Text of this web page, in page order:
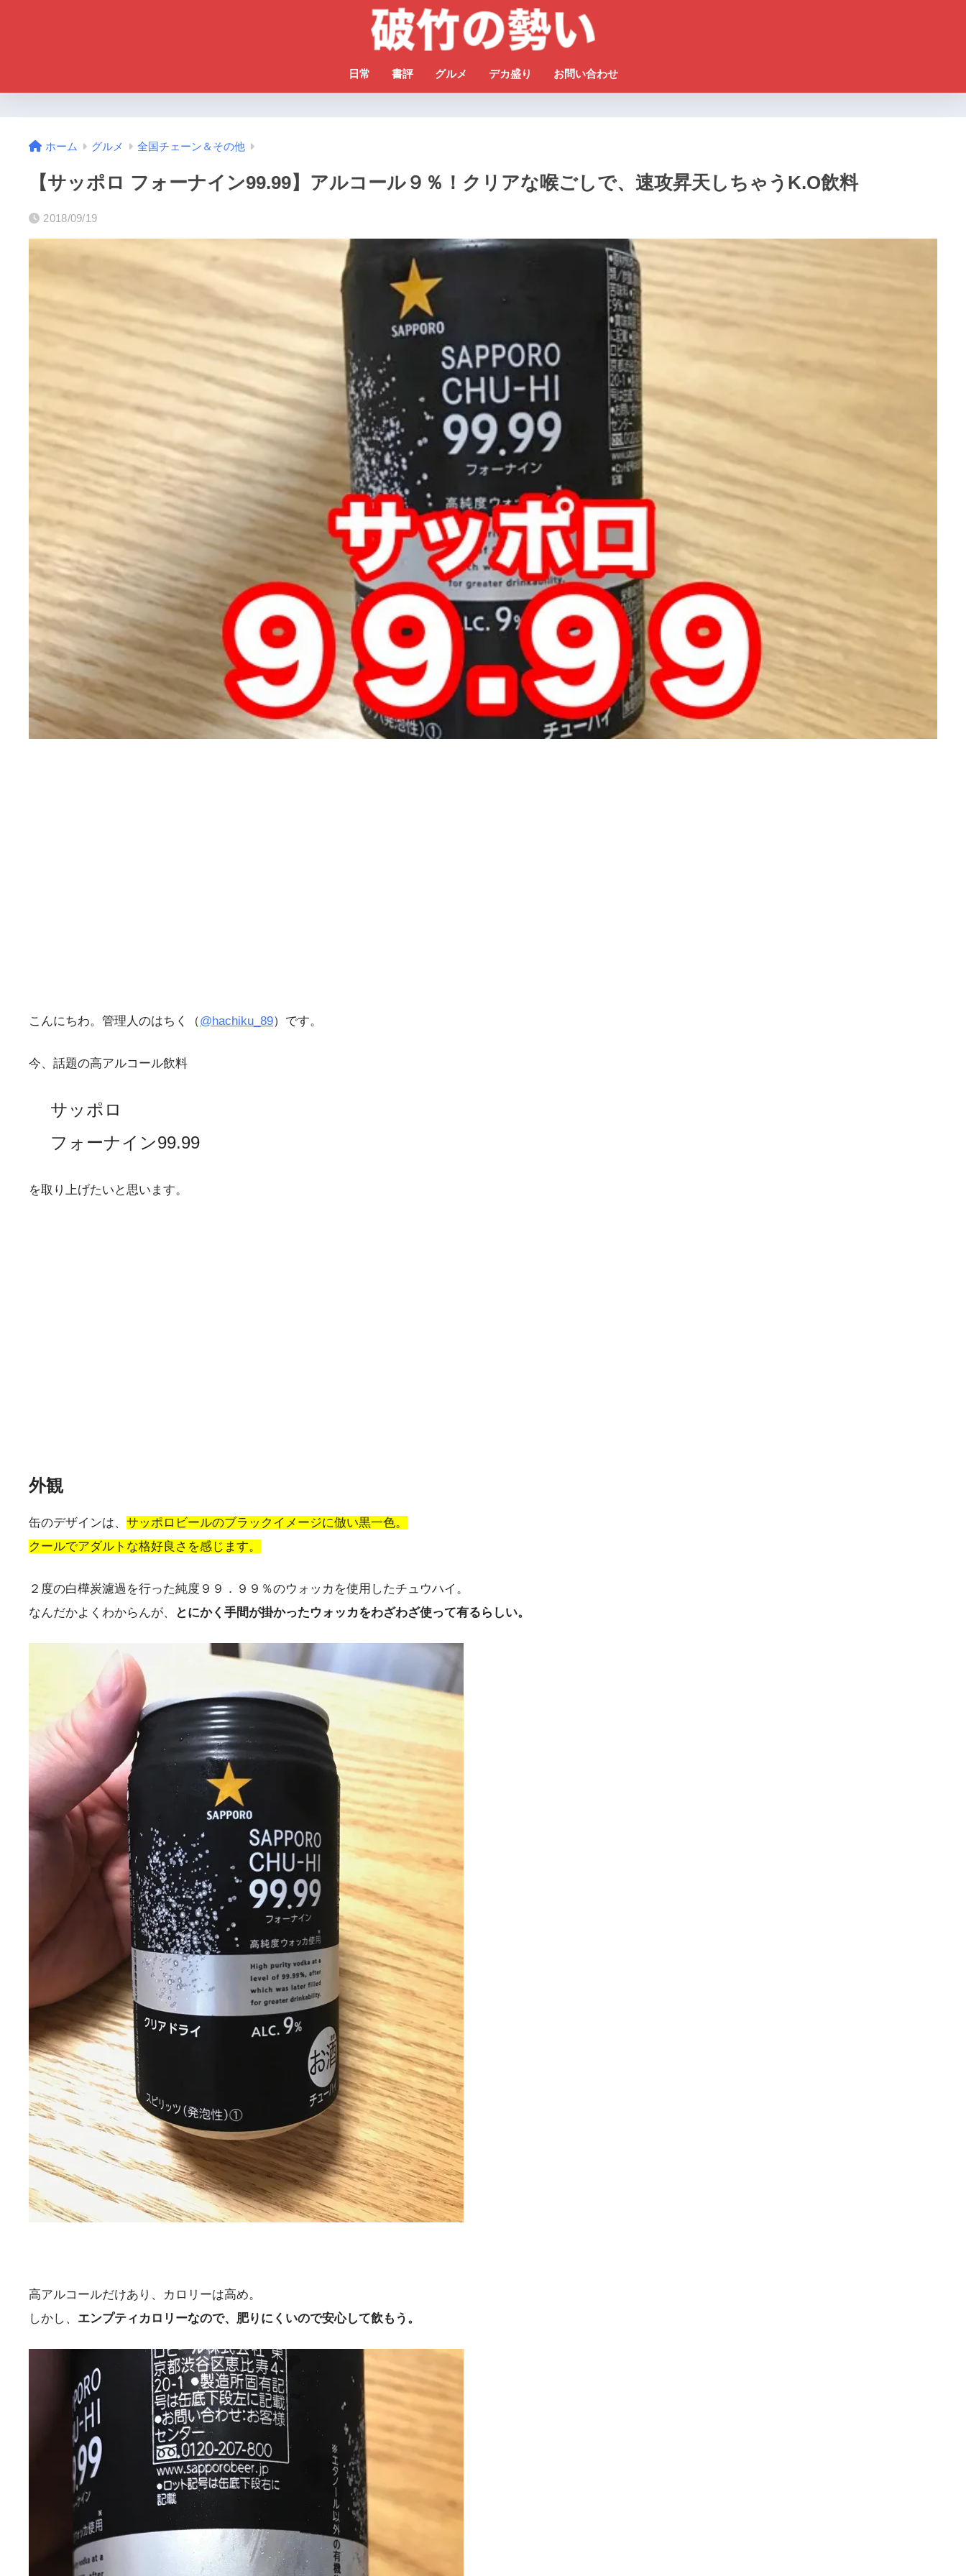
日常 書評 グルメ デカ盛り お問い合わせ
ホーム グルメ 全国チェーン＆その他
【サッポロ フォーナイン99.99】アルコール９％！クリアな喉ごしで、速攻昇天しちゃうK.O飲料
2018/09/19
こんにちわ。管理人のはちく（@hachiku_89）です。
今、話題の高アルコール飲料
サッポロ
フォーナイン99.99
を取り上げたいと思います。
外観
缶のデザインは、 サッポロビールのブラックイメージに倣い黒一色。
クールでアダルトな格好良さを感じます。
２度の白樺炭濾過を行った純度９９．９９％のウォッカを使用したチュウハイ。
なんだかよくわからんが、
とにかく手間が掛かったウォッカをわざわざ使って有るらしい。
高アルコールだけあり、カロリーは高め。
しかし、 エンプティカロリーなので、肥りにくいので安心して飲もう。